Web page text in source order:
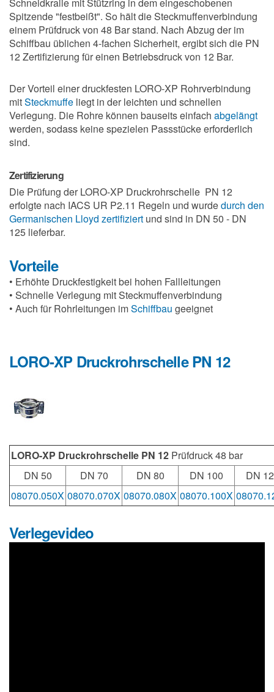
Spitzende "festbeißt". So hält die Steckmuffenverbindung
einem Prüfdruck von 48 Bar stand. Nach Abzug der im
Schiffbau üblichen 4-fachen Sicherheit, ergibt sich die PN
12 Zertifizierung für einen Betriebsdruck von 12 Bar.
Der Vorteil einer druckfesten LORO-XP Rohrverbindung
mitSteckmuffe liegt in der leichten und schnellen
Verlegung. Die Rohre können bauseits einfach abgelängt
werden, sodass keine spezielen Passstücke erforderlich
sind.
Zertifizierung
Die Prüfung der LORO-XP Druckrohrschelle PN 12
erfolgte nach IACS UR P2.11 Regeln und wurdedurch den
Germanischen Lloyd zertifiziert und sind in DN 50 - DN
125 lieferbar.
Vorteile
• Erhöhte Druckfestigkeit bei hohen Fallleitungen
• Schnelle Verlegung mit Steckmuffenverbindung
• Auch für Rohrleitungen imSchiffbau geeignet
LORO-XP Druckrohrschelle PN 12
LORO-XP Druckrohrschelle PN 12 Prüfdruck 48 bar
DN 50
DN 70 DN 80 DN 100
DN
08070.050X 08070.070X 08070.080X 08070.100X
Verlegevideo